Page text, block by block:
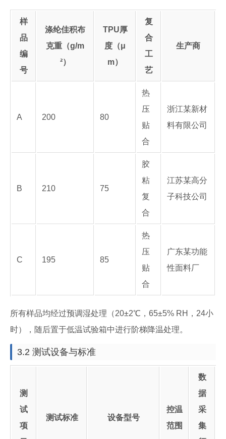
样
品
编
号
涤纶佳积布
克重（g/m
²）
TPU厚
度（μ
m）
复
合
工
艺
生产商
A 200 80
热
压
贴
合
浙江某新材
料有限公司
B 210 75
胶
粘
复
合
江苏某高分
子科技公司
C 195 85
热
压
贴
合
广东某功能
性面料厂
所有样品均经过预调湿处理（20±2℃，65±5% RH，24小
时），随后置于低温试验箱中进行阶梯降温处理。
3.2 测试设备与标准
测
试
项
测试标准 设备型号
控温
范围
数
据
采
集